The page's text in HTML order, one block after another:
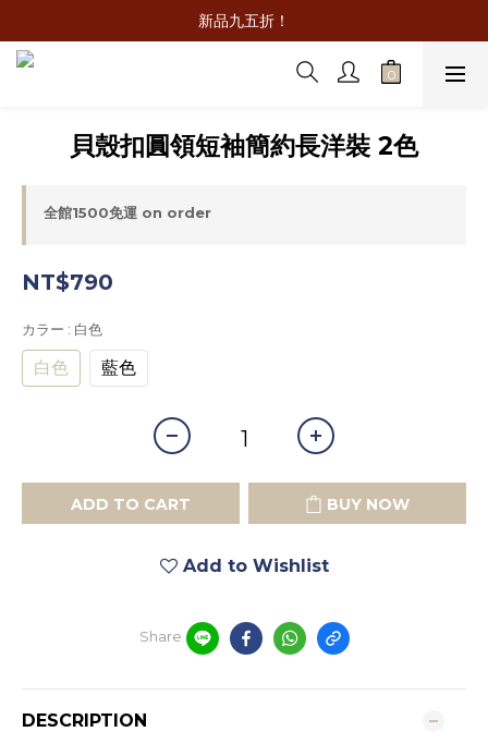
新品九五折！
貝殼扣圓領短袖簡約長洋裝 2色
全館1500免運 on order
NT$790
カラー : 白色
白色 藍色
ADD TO CART BUY NOW
Add to Wishlist
Share
DESCRIPTION